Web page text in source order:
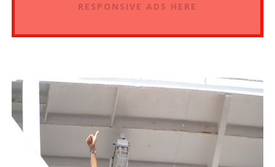
RESPONSIVE ADS HERE